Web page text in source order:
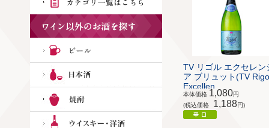
TV リゴル エクセレン
ア ブリュット(TV
Excellen...
本体価格 1,080円
(税込価格
1,188円)